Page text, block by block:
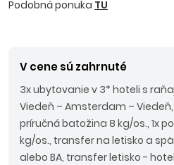
Podobná ponuka TU
V cene sú zahrnuté
3x ubytovanie v 3* hoteli s
Viedeň – Amsterdam –
príručná batožina 8 kg/os., 1x
kg/os., transfer na letisko a
alebo BA, transfer letisko -